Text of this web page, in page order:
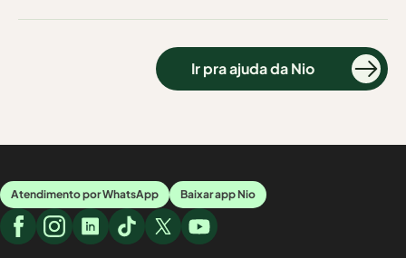
Ir pra ajuda da Nio
Atendimento por WhatsApp Baixar app Nio